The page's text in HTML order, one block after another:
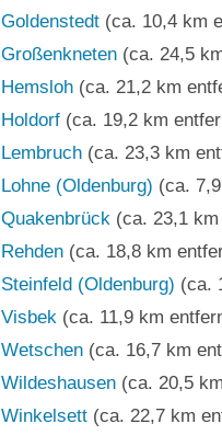
Goldenstedt (ca. 10,4 km
Großenkneten (ca. 24,5
Hemsloh (ca. 21,2 km
Holdorf (ca. 19,2 km
Lembruch (ca. 23,3 km
Lohne (Oldenburg) (ca.
Quakenbrück (ca. 23,1
Rehden (ca. 18,8 km
Steinfeld (Oldenburg) (ca.
Visbek (ca. 11,9 km
Wetschen (ca. 16,7 km
Wildeshausen (ca. 20,5
Winkelsett (ca. 22,7 km